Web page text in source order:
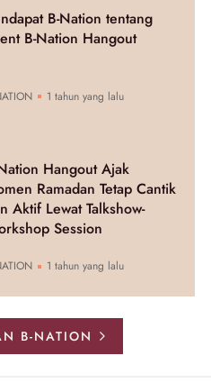
B-Nation tentang
B-Nation Hangout
1 tahun yang lalu
Hangout Ajak
Ramadan Tetap Cantik
Aktif Lewat Talkshow-
Session
1 tahun yang lalu
B-NATION